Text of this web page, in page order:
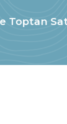
Toptan